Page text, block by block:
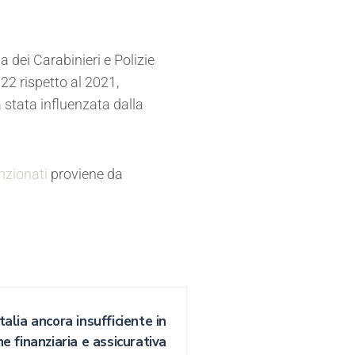
dei Carabinieri e Polizie
rispetto al 2021,
stata influenzata dalla
proviene da
ancora insufficiente in
finanziaria e assicurativa